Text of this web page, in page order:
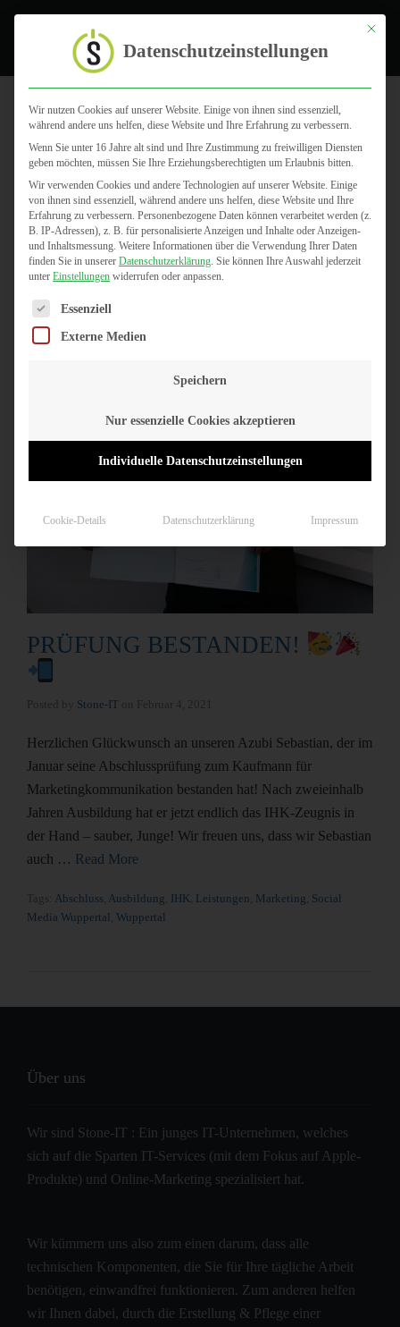
Ausbildung
PRÜFUNG BESTANDEN!
Stone-IT
Herzlichen Glückwunsch an unseren Azubi Sebastian, der im
Januar seine Abschlussprüfung zum Kaufmann für
Marketingkommunikation bestanden hat! Nach zweieinhalb
Jahren Ausbildung hat er jetzt endlich das IHK-Zeugnis in
der Hand – sauber, Junge! Wir freuen uns, dass wir Sebastian
auch … Read More
Abschluss Ausbildung IHK Leistungen Marketing Social
Media Wuppertal Wuppertal
Über uns
Wir sind Stone-IT : Ein junges IT-Unternehmen, welches
sich auf die Sparten IT-Services (mit dem Fokus auf Apple-
Produkte) und Online-Marketing spezialisiert hat.
Wir kümmern uns also zum einen darum, dass alle
technischen Komponenten, die Sie für Ihre tägliche Arbeit
benötigen, einwandfrei funktionieren. Zum anderen helfen
wir Ihnen dabei, durch die Erstellung & Pflege einer
Mit
Datenschutzeinstellungen
Wir nutzen Cookies auf unserer Website. Einige von ihnen sind essenziell,
während andere uns helfen, diese Website und Ihre Erfahrung zu verbessern.
Wenn Sie unter 16 Jahre alt sind und Ihre Zustimmung zu freiwilligen Diensten
geben möchten, müssen Sie Ihre Erziehungsberechtigten um Erlaubnis bitten.
Wir verwenden Cookies und andere Technologien auf unserer Website. Einige
von ihnen sind essenziell, während andere uns helfen, diese Website und Ihre
Erfahrung zu verbessern. Personenbezogene Daten können verarbeitet werden (z.
B. IP-Adressen), z. B. für personalisierte Anzeigen und Inhalte oder Anzeigen-
und Inhaltsmessung. Weitere Informationen über die Verwendung Ihrer Daten
finden Sie in unserer Datenschutzerklärung. Sie können Ihre Auswahl jederzeit
unter Einstellungen widerrufen oder anpassen.
Es folgt eine Liste der Service-Gruppen, für die eine
Essenziell
Externe Medien
Speichern
Nur essenzielle Cookies akzeptieren
Individuelle Datenschutzeinstellungen
Cookie-Details Datenschutzerklärung Impressum